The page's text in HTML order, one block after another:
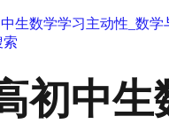
生数学学习主动性_数学
索
初中